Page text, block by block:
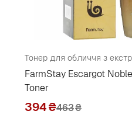
FarmStay Escargot
Toner
394₴463₴